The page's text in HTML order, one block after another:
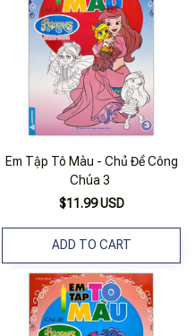
Em Tập Tô Màu - Chủ Đề Công
Chúa 3
$11.99 USD
ADD TO CART